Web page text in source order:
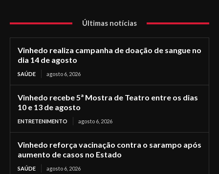
Últimas notícias
Vinhedo realiza campanha de doação de sangue no
dia 14 de agosto
SAÚDE agosto 6, 2026
Vinhedo recebe 5ª Mostra de Teatro entre os dias
10 e 13 de agosto
ENTRETENIMENTO agosto 6, 2026
Vinhedo reforça vacinação contra o sarampo após
aumento de casos no Estado
SAÚDE agosto 6, 2026